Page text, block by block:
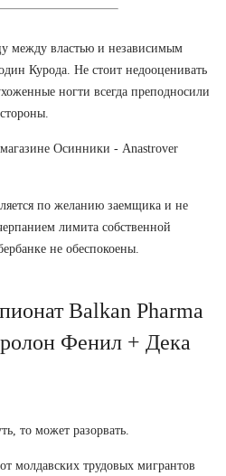
между властью и независимым
Курода. Не стоит недооценивать
ногти всегда преподносили
Осинники - Anastrover
по желанию заемщика и не
лимита собственной
не обеспокоены.
Balkan Pharma
Фенил + Дека
то может разорвать.
молдавских трудовых мигрантов